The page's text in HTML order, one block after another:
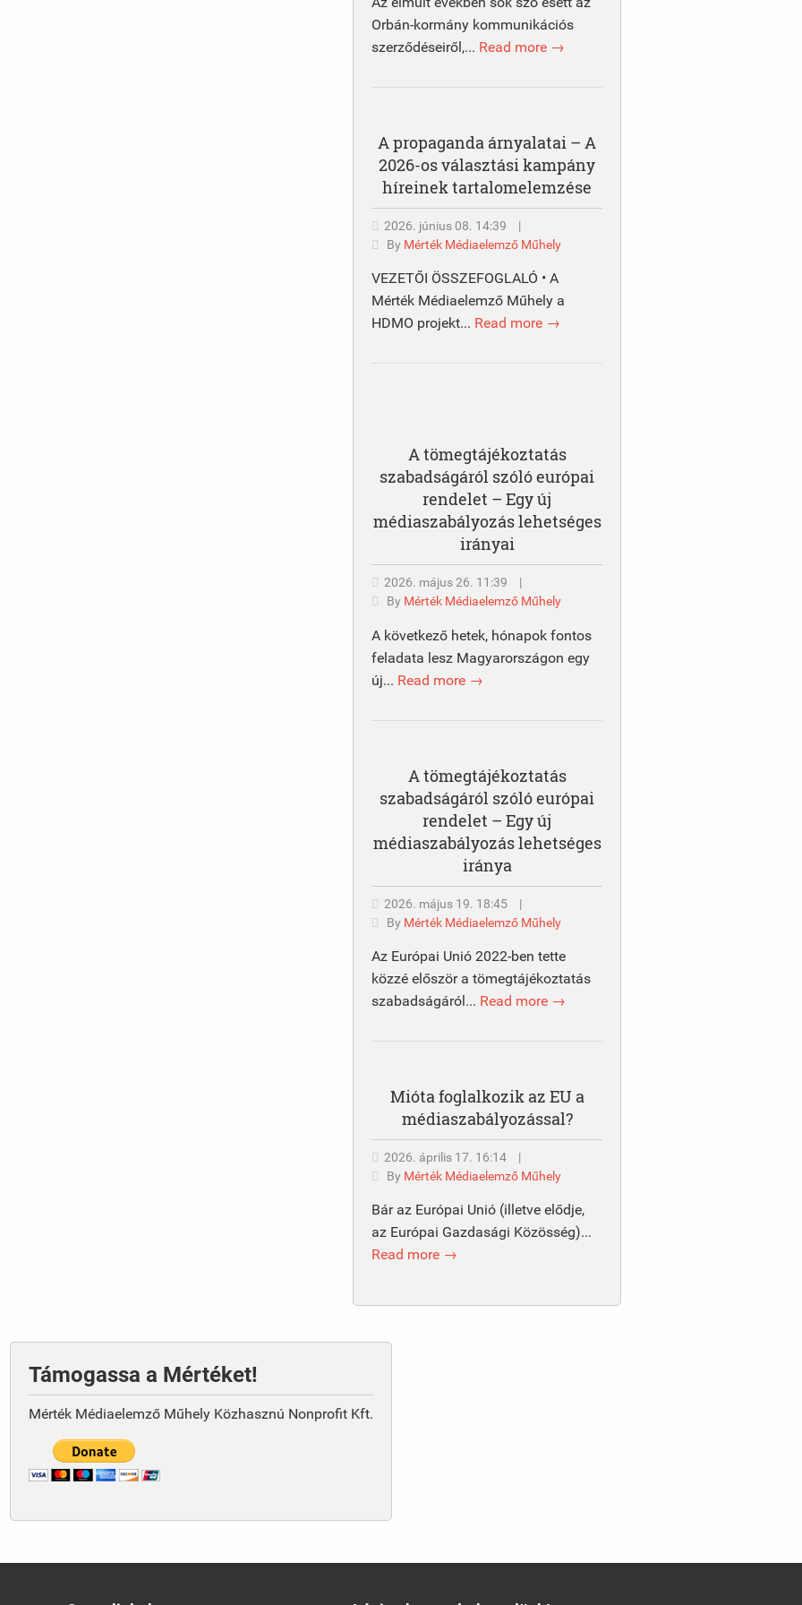
Orbán-kormány kommunikációs
szerződéseiről,... Read more →
A propaganda árnyalatai – A
2026-os választási kampány
híreinek tartalomelemzése
2026. június 08. 14:39
|
By Mérték Médiaelemző Műhely
VEZETŐI ÖSSZEFOGLALÓ • A
Mérték Médiaelemző Műhely a
HDMO projekt... Read more →
A tömegtájékoztatás
szabadságáról szóló európai
rendelet – Egy új
médiaszabályozás lehetséges
irányai
2026. május 26. 11:39
|
By Mérték Médiaelemző Műhely
A következő hetek, hónapok fontos
feladata lesz Magyarországon egy
új... Read more →
A tömegtájékoztatás
szabadságáról szóló európai
rendelet – Egy új
médiaszabályozás lehetséges
iránya
2026. május 19. 18:45
|
By Mérték Médiaelemző Műhely
Az Európai Unió 2022-ben tette
közzé először a tömegtájékoztatás
szabadságáról... Read more →
Mióta foglalkozik az EU a
médiaszabályozással?
2026. április 17. 16:14
|
By Mérték Médiaelemző Műhely
Bár az Európai Unió (illetve elődje,
az Európai Gazdasági Közösség)...
Read more →
Támogassa a Mértéket!
Mérték Médiaelemző Műhely Közhasznú Nonprofit Kft.